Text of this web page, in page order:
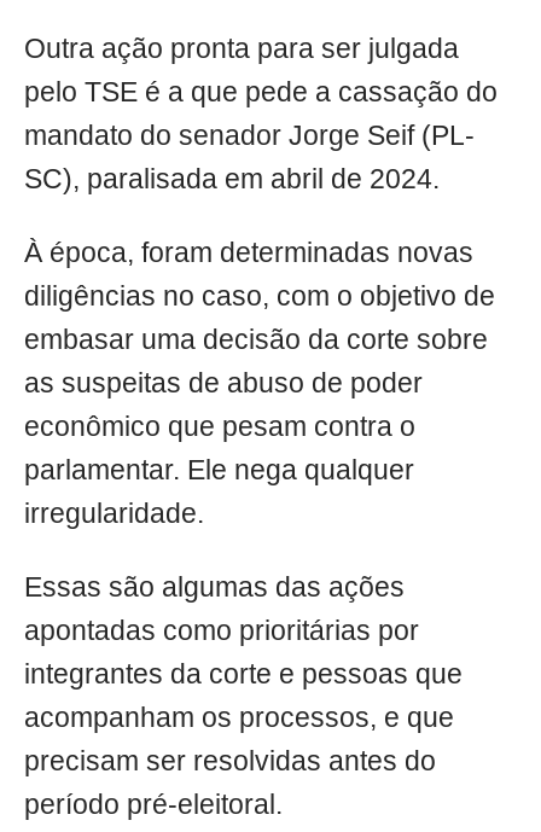
Outra ação pronta para ser julgada
pelo TSE é a que pede a cassação do
mandato do senador Jorge Seif (PL-
SC), paralisada em abril de 2024.
À época, foram determinadas novas
diligências no caso, com o objetivo de
embasar uma decisão da corte sobre
as suspeitas de abuso de poder
econômico que pesam contra o
parlamentar. Ele nega qualquer
irregularidade.
Essas são algumas das ações
apontadas como prioritárias por
integrantes da corte e pessoas que
acompanham os processos, e que
precisam ser resolvidas antes do
período pré-eleitoral.